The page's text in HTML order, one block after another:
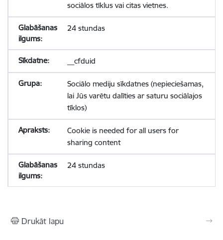
sociālos tīklus vai citas vietnes.
24 stundas
__cfduid
Sociālo mediju sīkdatnes (nepieciešamas,
lai Jūs varētu dalīties ar saturu sociālajos
tīklos)
Cookie is needed for all users for
sharing content
24 stundas
Drukāt lapu